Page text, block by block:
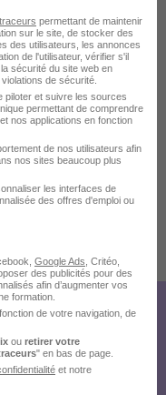
et
!
permettant de maintenir
sur le site, de stocker des
des utilisateurs, les annonces
de l'utilisateur, vérifier s'il
sécurité du site web en
de sécurité.
piloter et suivre les sources
permettant de comprendre
nos applications en fonction
de nos utilisateurs afin
nos sites beaucoup plus
les interfaces de
des offres d'emploi ou
Google Ads , Critéo,
des publicités pour des
afin d’augmenter vos
formation.
de votre navigation, de
ou retirer votre
" en bas de page.
et notre